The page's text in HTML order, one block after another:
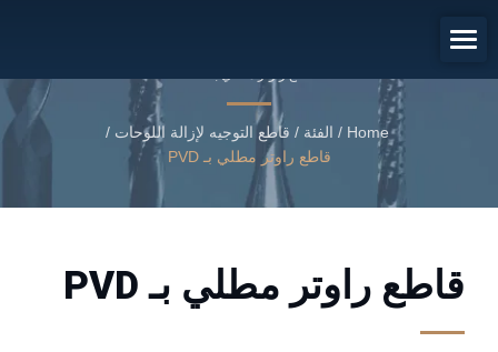
Home
/ الفئة / قاطع التوجيه لإزالة اللوحات /
قاطع راوتر مطلي بـ PVD
قاطع راوتر مطلي بـ PVD